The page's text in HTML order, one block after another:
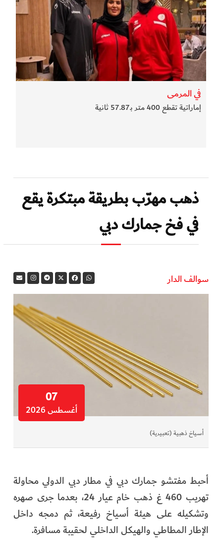
في المرمى
إماراتية تقطع 400 متر بـ57.87 ثانية
ذهب مهرّب بطريقة مبتكرة يقع
في فخ جمارك دبي
سوالف الدار
07
أغسطس 2026
أسياخ ذهبية (تعبيرية)
أحبط مفتشو جمارك دبي في مطار دبي الدولي محاولة
تهريب 460 غ ذهب خام عيار 24، بعدما جرى صهره
وتشكيله على هيئة أسياخ رفيعة، ثم دمجه داخل
الإطار المطاطي والهيكل الداخلي لحقيبة مسافرة.